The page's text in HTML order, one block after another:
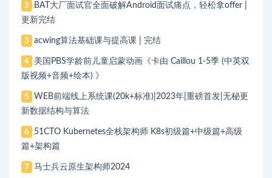
2
BAT大厂面试官全面破解Android面试痛点，轻松拿offer |
更新完结
3 acwing算法基础课与提高课 | 完结
4
美国PBS学龄前儿童启蒙动画《卡由 Caillou 1-5季 (中英双
版视频+音频+绘本) 》
5
WEB前端线上系统课(20k+标准)|2023年|重磅首发|无秘更
新数据结构与算法
6
51CTO Kubernetes全栈架构师 K8s初级篇+中级篇+高级
篇+架构篇
7 马士兵云原生架构师2024